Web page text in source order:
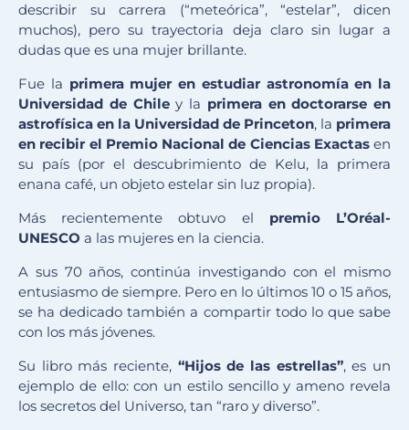
describir su carrera (“meteórica”, “estelar”, dicen
muchos), pero su trayectoria deja claro sin lugar a
dudas que es una mujer brillante.
Fue la primera mujer en estudiar astronomía en la
Universidad de Chiley la primera en doctorarse en
astrofísica en la Universidad de Princeton, la primera
en recibir el Premio Nacional de Ciencias Exactas en
su país (por el descubrimiento de Kelu, la primera
enana café, un objeto estelar sin luz propia).
Más recientemente obtuvo el premio L’Oréal-
UNESCO a las mujeres en la ciencia.
A sus 70 años, continúa investigando con el mismo
entusiasmo de siempre. Pero en lo últimos 10 o 15 años,
se ha dedicado también a compartir todo lo que sabe
con los más jóvenes.
Su libro más reciente, “Hijos de las estrellas”, es un
ejemplo de ello: con un estilo sencillo y ameno revela
los secretos del Universo, tan “raro y diverso”.